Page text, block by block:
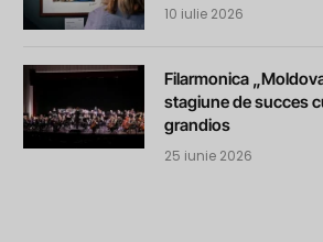
10 iulie 2026
Filarmonica
stagiune de succes
grandios
25 iunie 2026